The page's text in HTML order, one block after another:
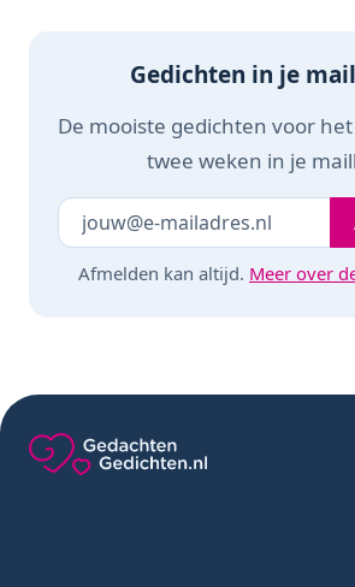
Gedichten in je
De mooiste gedichten voor
twee weken in je
Laat dit veld leeg Je e-
Afmelden kan altijd. Meer over